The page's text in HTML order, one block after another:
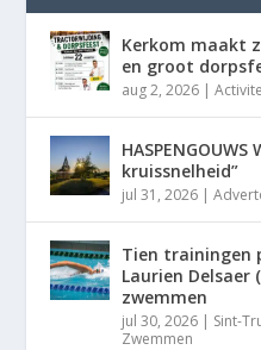
Kerkom maakt
en groot
aug 2, 2026 |
HASPENGOUWS
kruissnelheid”
jul 31, 2026 |
Tien trainingen
Laurien Delsaer
zwemmen
jul 30, 2026 | Sint-
Zwemmen